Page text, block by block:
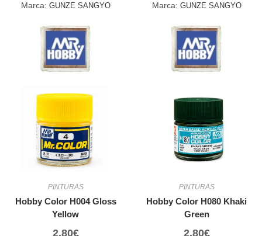
Marca: GUNZE SANGYO
PINTURAS
Hobby Color H004 Gloss
Yellow
2,80€
Marca: GUNZE SANGYO
PINTURAS
Hobby Color H080 Khaki
Green
2,80€